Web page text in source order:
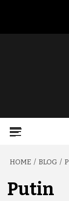
HOME BLOG
Putin